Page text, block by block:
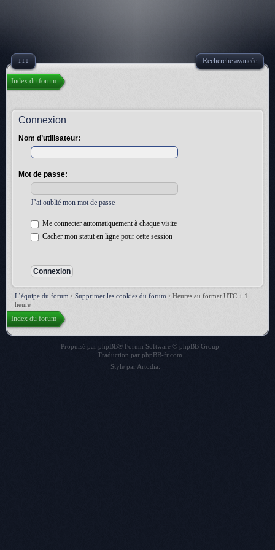
↓↓↓ Recherche avancée
Index du forum
Connexion
Nom d’utilisateur:
Mot de passe:
J’ai oublié mon mot de passe
Me connecter automatiquement à chaque visite
Cacher mon statut en ligne pour cette session
L’équipe du forum • Supprimer les cookies du forum • Heures au format UTC + 1
heure
Index du forum
Propulsé par phpBB® Forum Software © phpBB Group
Traduction par phpBB-fr.com
Style par Artodia